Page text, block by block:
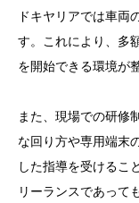
ドキヤリアでは車両
す。これにより、多
を開始できる環境が
また、現場での研修
な回り方や専用端末
した指導を受けるこ
リーランスであって